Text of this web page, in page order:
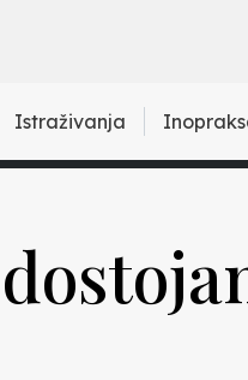
Istraživanja